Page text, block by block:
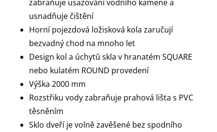
zabraňuje usazování vodního kamene a
usnadňuje čištění
Horní pojezdová ložisková kola zaručují
bezvadný chod na mnoho let
Design kol a úchytů skla v hranatém SQUARE
nebo kulatém ROUND provedení
Výška 2000 mm
Rozstřiku vody zabraňuje prahová lišta s PVC
těsněním
Sklo dveří je volně zavěšené bez spodního